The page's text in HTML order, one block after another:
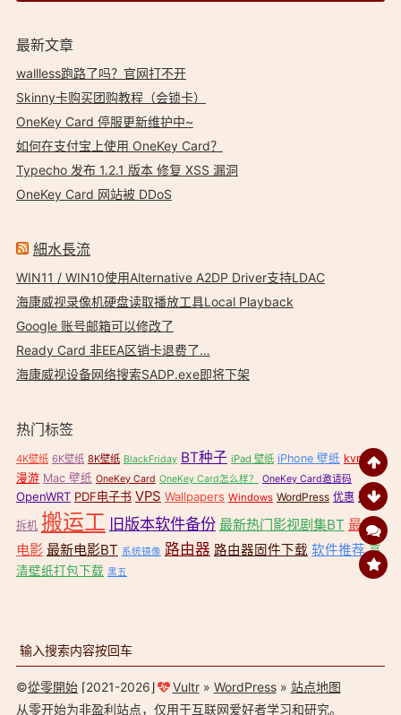
最新文章
wallless跑路了吗？官网打不开
Skinny卡购买团购教程（会锁卡）
OneKey Card 停服更新维护中~
如何在支付宝上使用 OneKey Card？
Typecho 发布 1.2.1 版本 修复 XSS 漏洞
OneKey Card 网站被 DDoS
細水長流
WIN11 / WIN10使用Alternative A2DP Driver支持LDAC
海康威视录像机硬盘读取播放工具Local Playback
Google 账号邮箱可以修改了
Ready Card 非EEA区销卡退费了…
海康威视设备网络搜索SADP.exe即将下架
热门标签
4K壁纸 6K壁纸 8K壁纸 BlackFriday BT种子 iPad 壁纸 iPhone 壁纸 kvr无缝
漫游 Mac 壁纸 OneKey Card OneKey Card怎么样？ OneKey Card邀请码
OpenWRT PDF电子书 VPS Wallpapers Windows WordPress 优惠 壁纸
拆机 搬运工 旧版本软件备份 最新热门影视剧集BT 最新
电影 最新电影BT 系统镜像 路由器 路由器固件下载 软件推荐 高
清壁纸打包下载 黑五
©從零開始⌈2021-2026⌋ Vultr» WordPress» 站点地图
从零开始为非盈利站点，仅用于互联网爱好者学习和研究。